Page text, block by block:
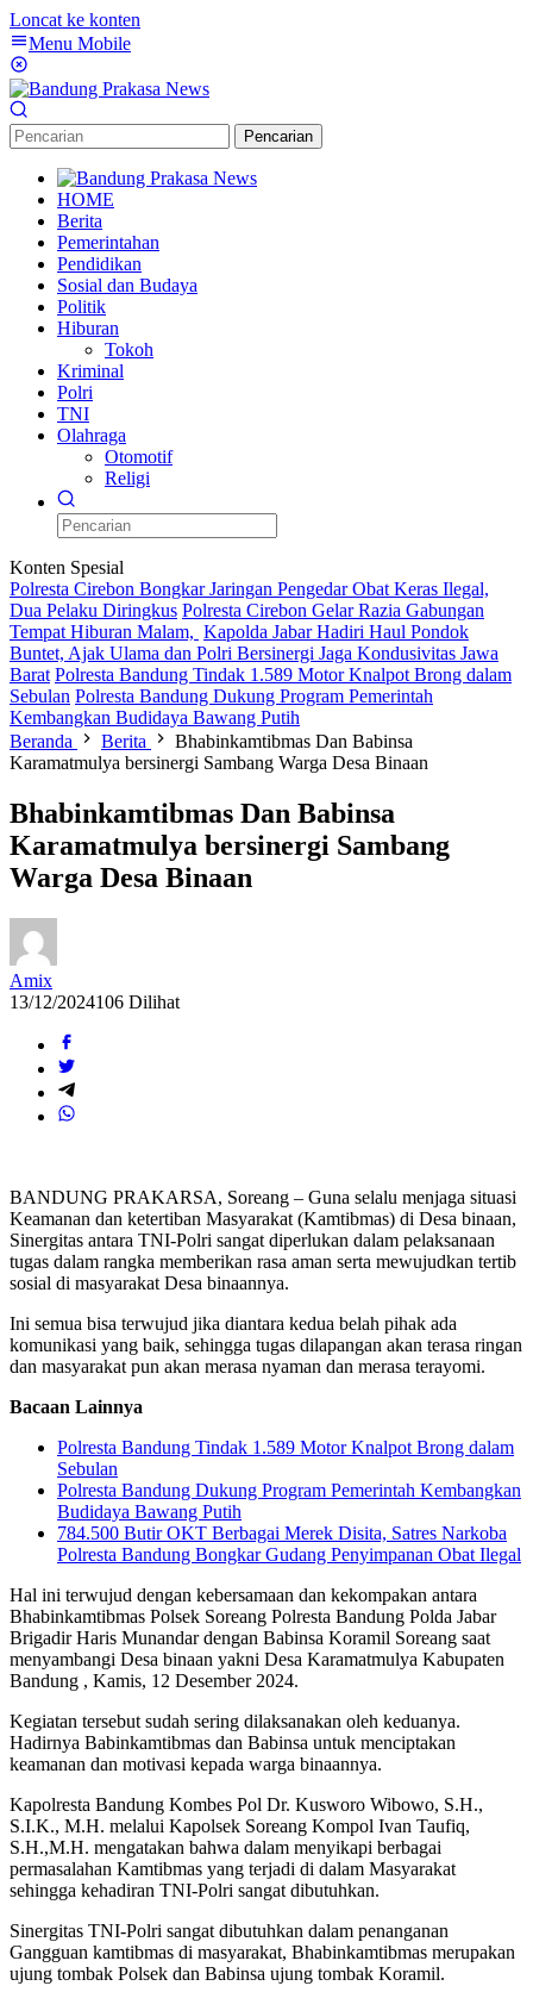
Loncat ke konten
Menu Mobile
Pencarian
HOME
Berita
Pemerintahan
Pendidikan
Sosial dan Budaya
Politik
Hiburan
Tokoh
Kriminal
Polri
TNI
Olahraga
Otomotif
Religi
Konten Spesial
Polresta Cirebon Bongkar Jaringan Pengedar Obat Keras Ilegal,
Dua Pelaku Diringkus Polresta Cirebon Gelar Razia Gabungan
Tempat Hiburan Malam, Kapolda Jabar Hadiri Haul Pondok
Buntet, Ajak Ulama dan Polri Bersinergi Jaga Kondusivitas Jawa
Barat Polresta Bandung Tindak 1.589 Motor Knalpot Brong dalam
Sebulan Polresta Bandung Dukung Program Pemerintah
Kembangkan Budidaya Bawang Putih
Beranda
Berita
Bhabinkamtibmas Dan Babinsa
Karamatmulya bersinergi Sambang Warga Desa Binaan
Bhabinkamtibmas Dan Babinsa
Karamatmulya bersinergi Sambang
Warga Desa Binaan
Amix
13/12/2024106 Dilihat
BANDUNG PRAKARSA, Soreang – Guna selalu menjaga situasi
Keamanan dan ketertiban Masyarakat (Kamtibmas) di Desa binaan,
Sinergitas antara TNI-Polri sangat diperlukan dalam pelaksanaan
tugas dalam rangka memberikan rasa aman serta mewujudkan tertib
sosial di masyarakat Desa binaannya.
Ini semua bisa terwujud jika diantara kedua belah pihak ada
komunikasi yang baik, sehingga tugas dilapangan akan terasa ringan
dan masyarakat pun akan merasa nyaman dan merasa terayomi.
Bacaan Lainnya
Polresta Bandung Tindak 1.589 Motor Knalpot Brong dalam
Sebulan
Polresta Bandung Dukung Program Pemerintah Kembangkan
Budidaya Bawang Putih
784.500 Butir OKT Berbagai Merek Disita, Satres Narkoba
Polresta Bandung Bongkar Gudang Penyimpanan Obat Ilegal
Hal ini terwujud dengan kebersamaan dan kekompakan antara
Bhabinkamtibmas Polsek Soreang Polresta Bandung Polda Jabar
Brigadir Haris Munandar dengan Babinsa Koramil Soreang saat
menyambangi Desa binaan yakni Desa Karamatmulya Kabupaten
Bandung , Kamis, 12 Desember 2024.
Kegiatan tersebut sudah sering dilaksanakan oleh keduanya.
Hadirnya Babinkamtibmas dan Babinsa untuk menciptakan
keamanan dan motivasi kepada warga binaannya.
Kapolresta Bandung Kombes Pol Dr. Kusworo Wibowo, S.H.,
S.I.K., M.H. melalui Kapolsek Soreang Kompol Ivan Taufiq,
S.H.,M.H. mengatakan bahwa dalam menyikapi berbagai
permasalahan Kamtibmas yang terjadi di dalam Masyarakat
sehingga kehadiran TNI-Polri sangat dibutuhkan.
Sinergitas TNI-Polri sangat dibutuhkan dalam penanganan
Gangguan kamtibmas di masyarakat, Bhabinkamtibmas merupakan
ujung tombak Polsek dan Babinsa ujung tombak Koramil.